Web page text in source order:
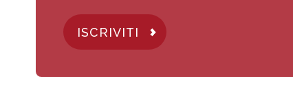
ISCRIVITI